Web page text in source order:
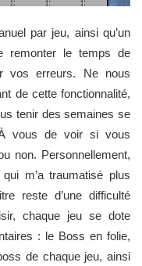
par jeu, ainsi qu’un
remonter le temps de
vos erreurs. Ne nous
de cette fonctionnalité,
tenir des semaines se
vous de voir si vous
non. Personnellement,
m’a traumatisé plus
reste d’une difficulté
chaque jeu se dote
: le Boss en folie,
de chaque jeu, ainsi